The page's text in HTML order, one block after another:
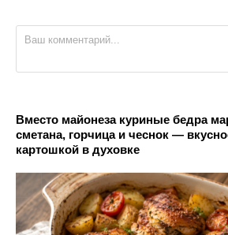
Вместо майонеза куриные бедра
сметана, горчица и чеснок —
картошкой в духовке